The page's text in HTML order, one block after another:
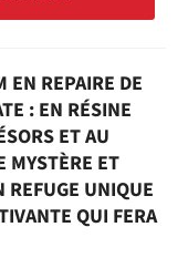
EN REPAIRE DE
: EN RÉSINE
ET AU
MYSTÈRE ET
REFUGE UNIQUE
QUI FERA